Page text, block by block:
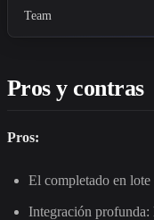
Team
Pros y contras
Pros:
El completado en
Integración profunda: